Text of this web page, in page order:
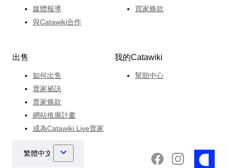
媒體報導
與Catawiki合作
買家條款
出售
如何出售
賣家祕訣
賣家條款
網站推廣計畫
成為Catawiki Live賣家
我的Catawiki
幫助中心